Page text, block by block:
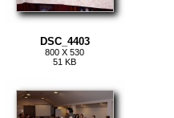
DSC_4403
800 X 530
51 KB